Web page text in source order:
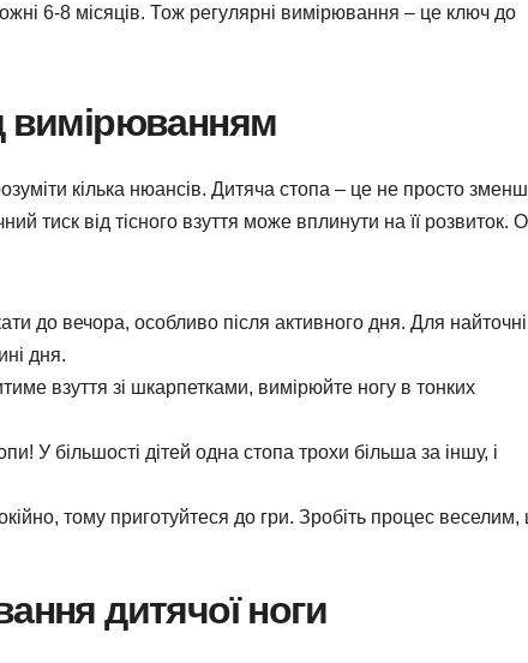
6-8 місяців. Тож регулярні вимірювання – це ключ до
вимірюванням
кілька нюансів. Дитяча стопа – це не просто
тиск від тісного взуття може вплинути на її розвиток.
до вечора, особливо після активного дня. Для
дня.
взуття зі шкарпетками, вимірюйте ногу в тонких
У більшості дітей одна стопа трохи більша за іншу, і
тому приготуйтеся до гри. Зробіть процес
дитячої ноги